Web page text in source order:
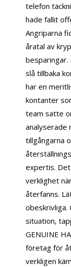
telefon
hade fallit
Angriparna
åratal av
slå tillbaka
har en
kontanter
team satte
analyserade
tillgångarna
expertis.
verklighet
återfanns.
obeskrivliga.
situation,
GENUINE
företag för
verkligen